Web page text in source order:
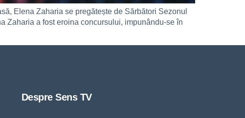
Elena Zaharia se pregătește de Sărbători Sezonul
Zaharia a fost eroina concursului, impunându-se în
Despre Sens TV